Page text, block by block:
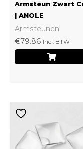
Armsteun Zwart
| ANOLE
Armsteunen
€79.86 Incl. BTW